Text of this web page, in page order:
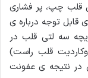
قلب چپ، پر فشاری
قابل توجه درباره ی
سه لتی قلب در
قلب راست)
نتیجه ی عفونت